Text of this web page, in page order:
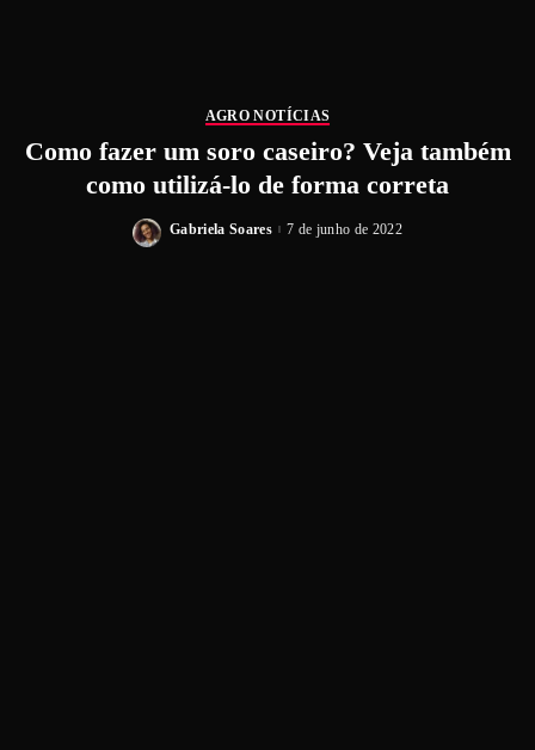
AGRO NOTÍCIAS
Como fazer um soro caseiro? Veja também
como utilizá-lo de forma correta
Gabriela Soares 7 de junho de 2022